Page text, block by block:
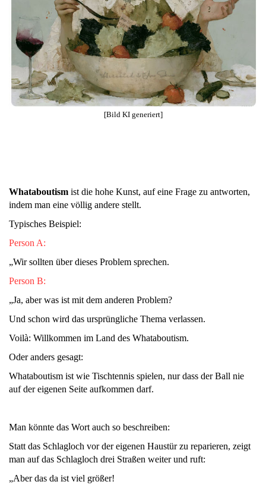
[Bild KI generiert]
Whataboutism ist die hohe Kunst, auf eine Frage zu antworten,
indem man eine völlig andere stellt.
Typisches Beispiel:
Person A:
„Wir sollten über dieses Problem sprechen.
Person B:
„Ja, aber was ist mit dem anderen Problem?
Und schon wird das ursprüngliche Thema verlassen.
Voilà: Willkommen im Land des Whataboutism.
Oder anders gesagt:
Whataboutism ist wie Tischtennis spielen, nur dass der Ball nie
auf der eigenen Seite aufkommen darf.
Man könnte das Wort auch so beschreiben:
Statt das Schlagloch vor der eigenen Haustür zu reparieren, zeigt
man auf das Schlagloch drei Straßen weiter und ruft:
„Aber das da ist viel größer!